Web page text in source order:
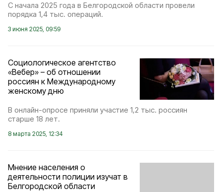
С начала 2025 года в Белгородской области провели
порядка 1,4 тыс. операций.
3 июня 2025, 09:59
Социологическое агентство
«Вебер» – об отношении
россиян к Международному
женскому дню
В онлайн-опросе приняли участие 1,2 тыс. россиян
старше 18 лет.
8 марта 2025, 12:34
Мнение населения о
деятельности полиции изучат в
Белгородской области